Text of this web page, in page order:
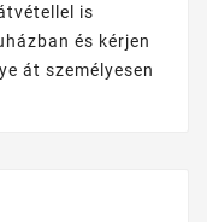
is
és kérjen
át személyesen